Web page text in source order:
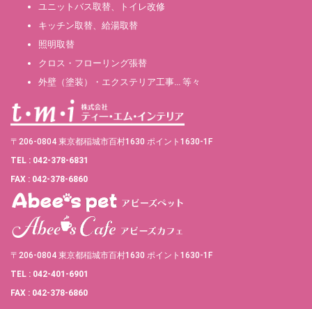
ユニットバス取替、トイレ改修
キッチン取替、給湯取替
照明取替
クロス・フローリング張替
外壁（塗装）・エクステリア工事… 等々
〒206-0804 東京都稲城市百村1630 ポイント1630-1F
TEL : 042-378-6831
FAX : 042-378-6860
〒206-0804 東京都稲城市百村1630 ポイント1630-1F
TEL : 042-401-6901
FAX : 042-378-6860